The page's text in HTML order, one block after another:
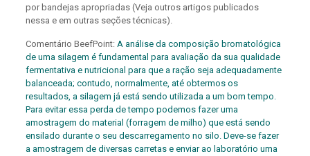
por bandejas apropriadas (Veja outros artigos publicados
nessa e em outras seções técnicas).
Comentário BeefPoint: A análise da composição bromatológica
de uma silagem é fundamental para avaliação da sua qualidade
fermentativa e nutricional para que a ração seja adequadamente
balanceada; contudo, normalmente, até obtermos os
resultados, a silagem já está sendo utilizada a um bom tempo.
Para evitar essa perda de tempo podemos fazer uma
amostragem do material (forragem de milho) que está sendo
ensilado durante o seu descarregamento no silo. Deve-se fazer
a amostragem de diversas carretas e enviar ao laboratório uma